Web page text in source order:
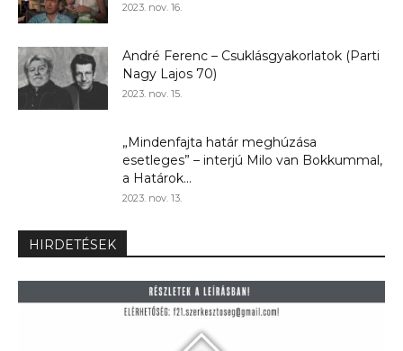
2023. nov. 16.
André Ferenc – Csuklásgyakorlatok (Parti
Nagy Lajos 70)
2023. nov. 15.
„Mindenfajta határ meghúzása
esetleges” – interjú Milo van Bokkummal,
a Határok...
2023. nov. 13.
HIRDETÉSEK